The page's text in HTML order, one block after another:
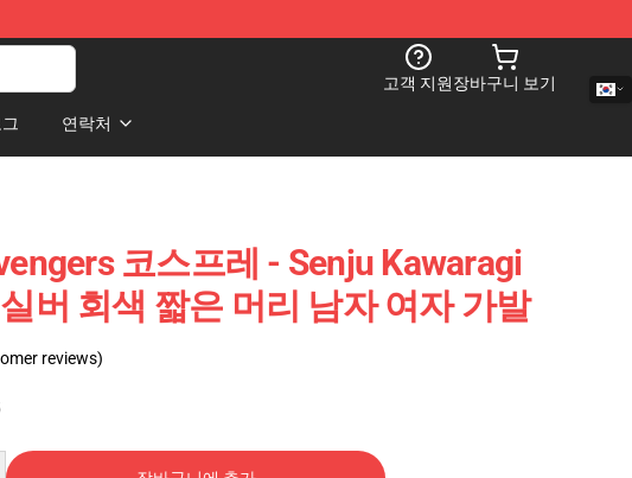
고객 지원장바구니 보기
연락처
코스프레 - Senju Kawaragi
버 회색 짧은 머리 남자 여자 가발
reviews)